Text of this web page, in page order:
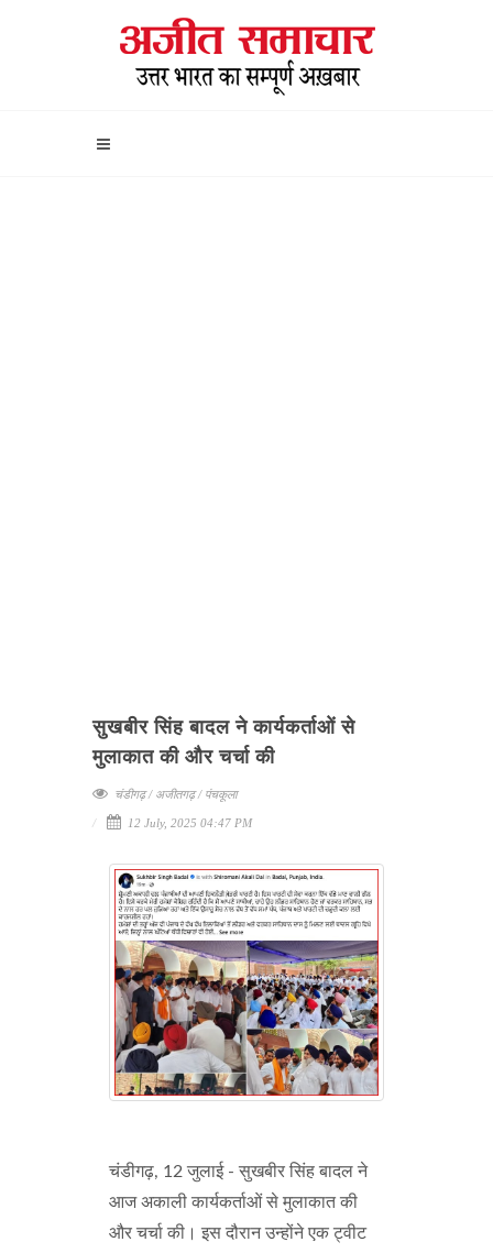
सुखबीर सिंह बादल ने कार्यकर्ताओं से
मुलाकात की और चर्चा की
चंडीगढ़ / अजीतगढ़ / पंचकूला
12 July, 2025 04:47 PM
चंडीगढ़, 12 जुलाई - सुखबीर सिंह बादल ने
आज अकाली कार्यकर्ताओं से मुलाकात की
और चर्चा की। इस दौरान उन्होंने एक ट्वीट